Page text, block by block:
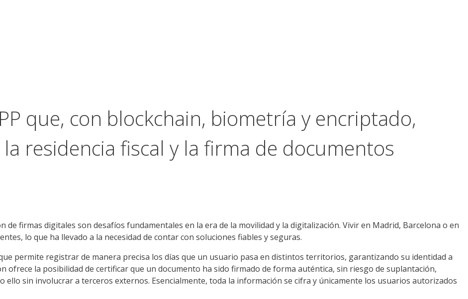
que, con blockchain, biometría y encriptado,
residencia fiscal y la firma de documentos
de firmas digitales son desafíos fundamentales en la era de la movilidad y la digitalización. Vivir en Madrid, Barcelona o en
lo que ha llevado a la necesidad de contar con soluciones fiables y seguras.
permite registrar de manera precisa los días que un usuario pasa en distintos territorios, garantizando su identidad a
ofrece la posibilidad de certificar que un documento ha sido firmado de forma auténtica, sin riesgo de suplantación,
ello sin involucrar a terceros externos. Esencialmente, toda la información se cifra y únicamente los usuarios autorizados